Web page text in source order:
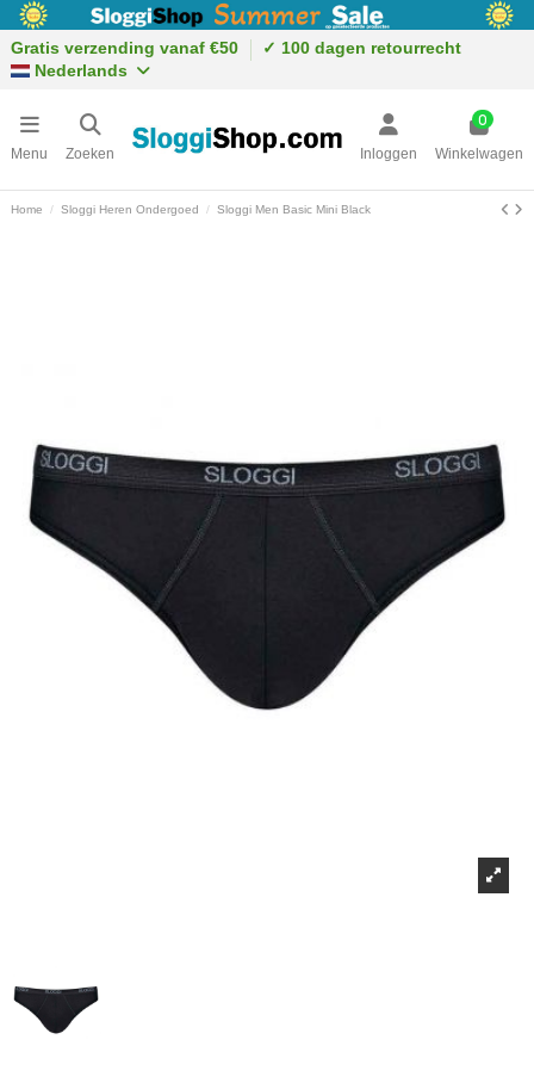
Gratis verzending vanaf €50
✓ 100 dagen retourrecht
Nederlands
Menu Zoeken Inloggen
0
Winkelwagen
Home Sloggi Heren Ondergoed Sloggi Men Basic Mini Black